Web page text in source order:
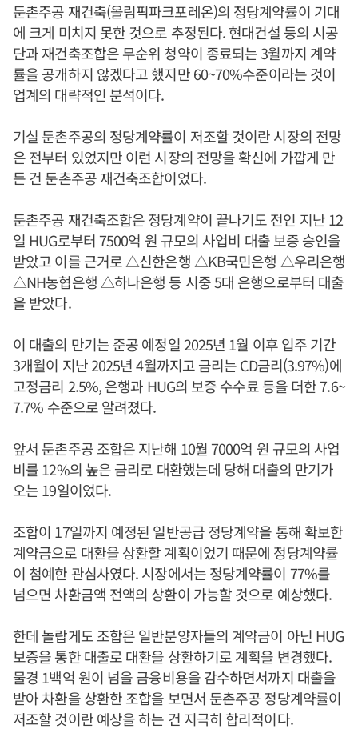
둔촌주공 재건축(올림픽파크포레온)의 정당계약률이 기대
에 크게 미치지 못한 것으로 추정된다. 현대건설 등의 시공
단과 재건축조합은 무순위 청약이 종료되는 3월까지 계약
률을 공개하지 않겠다고 했지만 60~70%수준이라는 것이
업계의 대략적인 분석이다.
기실 둔촌주공의 정당계약률이 저조할 것이란 시장의 전망
은 전부터 있었지만 이런 시장의 전망을 확신에 가깝게 만
든 건 둔촌주공 재건축조합이었다.
둔촌주공 재건축조합은 정당계약이 끝나기도 전인 지난 12
일 HUG로부터 7500억 원 규모의 사업비 대출 보증 승인을
받았고 이를 근거로 △신한은행 △KB국민은행 △우리은행
△NH농협은행 △하나은행 등 시중 5대 은행으로부터 대출
을 받았다.
이 대출의 만기는 준공 예정일 2025년 1월 이후 입주 기간
3개월이 지난 2025년 4월까지고 금리는 CD금리(3.97%)에
고정금리 2.5%, 은행과 HUG의 보증 수수료 등을 더한 7.6~
7.7% 수준으로 알려졌다.
앞서 둔촌주공 조합은 지난해 10월 7000억 원 규모의 사업
비를 12%의 높은 금리로 대환했는데 당해 대출의 만기가
오는 19일이었다.
조합이 17일까지 예정된 일반공급 정당계약을 통해 확보한
계약금으로 대환을 상환할 계획이었기 때문에 정당계약률
이 첨예한 관심사였다. 시장에서는 정당계약률이 77%를
넘으면 차환금액 전액의 상환이 가능할 것으로 예상했다.
한데 놀랍게도 조합은 일반분양자들의 계약금이 아닌 HUG
보증을 통한 대출로 대환을 상환하기로 계획을 변경했다.
물경 1백억 원이 넘을 금융비용을 감수하면서까지 대출을
받아 차환을 상환한 조합을 보면서 둔촌주공 정당계약률이
저조할 것이란 예상을 하는 건 지극히 합리적이다.